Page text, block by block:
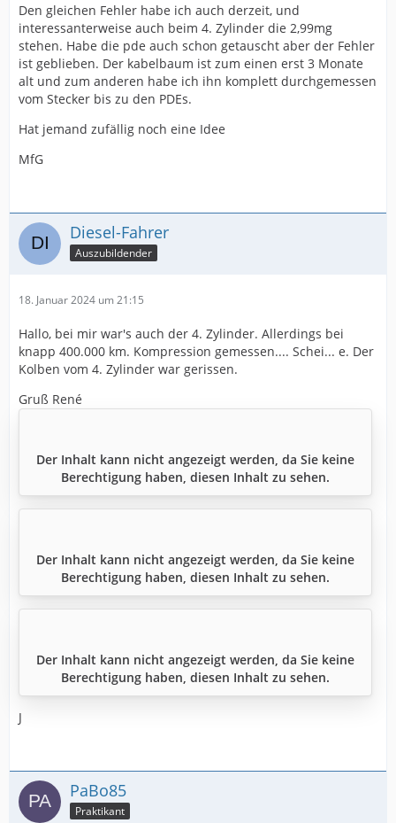
Den gleichen Fehler habe ich auch derzeit, und
interessanterweise auch beim 4. Zylinder die 2,99mg
stehen. Habe die pde auch schon getauscht aber der Fehler
ist geblieben. Der kabelbaum ist zum einen erst 3 Monate
alt und zum anderen habe ich ihn komplett durchgemessen
vom Stecker bis zu den PDEs.
Hat jemand zufällig noch eine Idee
MfG
Diesel-Fahrer
Auszubildender
18. Januar 2024 um 21:15
Hallo, bei mir war's auch der 4. Zylinder. Allerdings bei
knapp 400.000 km. Kompression gemessen.... Schei... e. Der
Kolben vom 4. Zylinder war gerissen.
Gruß René
Der Inhalt kann nicht angezeigt werden, da Sie keine
Berechtigung haben, diesen Inhalt zu sehen.
Der Inhalt kann nicht angezeigt werden, da Sie keine
Berechtigung haben, diesen Inhalt zu sehen.
Der Inhalt kann nicht angezeigt werden, da Sie keine
Berechtigung haben, diesen Inhalt zu sehen.
J
PaBo85
Praktikant